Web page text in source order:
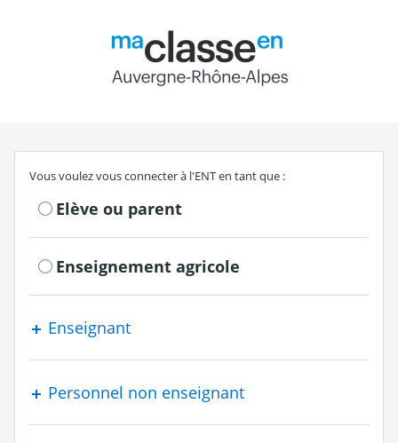
S'authentifier en tant que
Vous voulez vous connecter à l'ENT en tant que :
Elève ou parent
Enseignement agricole
Enseignant
Personnel non enseignant